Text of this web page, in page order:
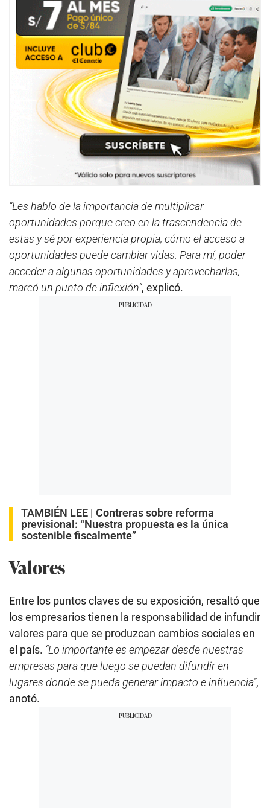
“Les hablo de la importancia de multiplicar
oportunidades porque creo en la trascendencia de
estas y sé por experiencia propia, cómo el acceso a
oportunidades puede cambiar vidas. Para mí, poder
acceder a algunas oportunidades y aprovecharlas,
marcó un punto de inflexión”, explicó.
TAMBIÉN LEE | Contreras sobre reforma
previsional: “Nuestra propuesta es la única
sostenible fiscalmente”
Valores
Entre los puntos claves de su exposición, resaltó que
los empresarios tienen la responsabilidad de infundir
valores para que se produzcan cambios sociales en
el país. “Lo importante es empezar desde nuestras
empresas para que luego se puedan difundir en
lugares donde se pueda generar impacto e influencia”,
anotó.